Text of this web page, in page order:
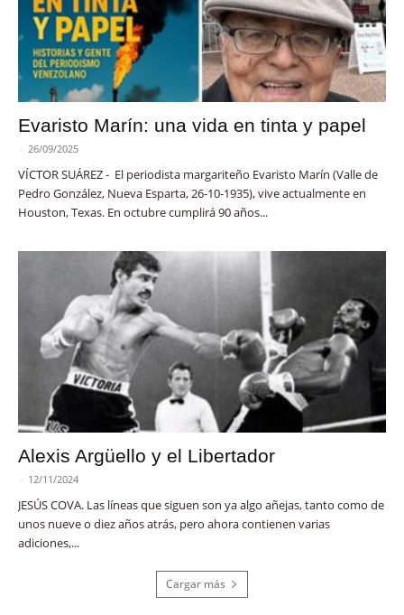
Evaristo Marín: una vida en tinta y papel
- 26/09/2025
VÍCTOR SUÁREZ - El periodista margariteño Evaristo Marín (Valle de
Pedro González, Nueva Esparta, 26-10-1935), vive actualmente en
Houston, Texas. En octubre cumplirá 90 años...
Alexis Argüello y el Libertador
- 12/11/2024
JESÚS COVA. Las líneas que siguen son ya algo añejas, tanto como de
unos nueve o diez años atrás, pero ahora contienen varias
adiciones,...
Cargar más